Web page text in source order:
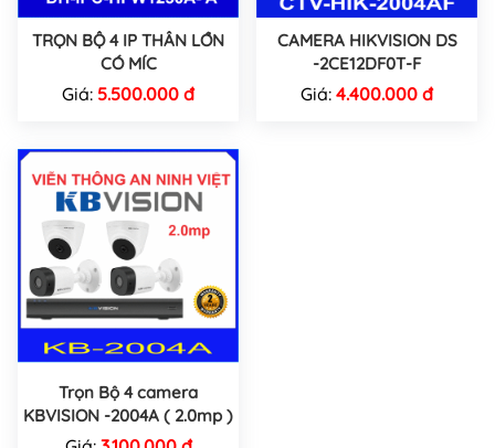
TRỌN BỘ 4 IP THÂN LỚN
CÓ MÍC
Giá: 5.500.000 đ
CAMERA HIKVISION DS
-2CE12DF0T-F
Giá: 4.400.000 đ
Trọn Bộ 4 camera
KBVISION -2004A ( 2.0mp )